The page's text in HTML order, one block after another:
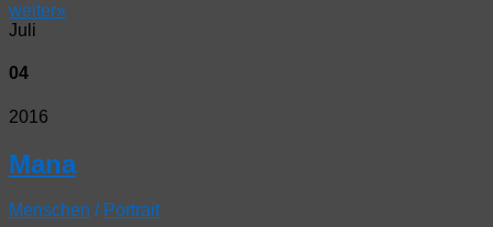
Teilen
weiter»
Juli
04
2016
Mana
Menschen / Portrait